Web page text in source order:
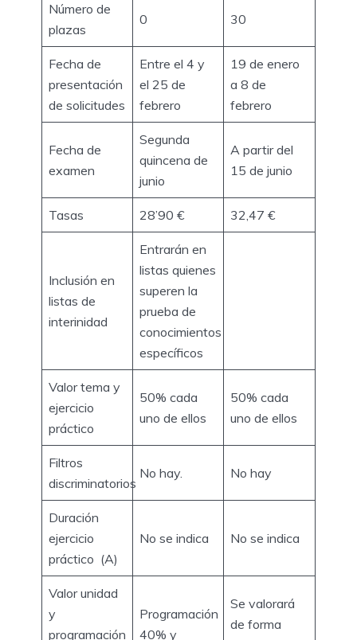
Número de
plazas
0 30
Fecha de
presentación
de solicitudes
Entre el 4 y
el 25 de
febrero
19 de enero
a 8 de
febrero
Fecha de
examen
Segunda
quincena de
junio
A partir del
15 de junio
Tasas 28’90 € 32,47 €
Inclusión en
listas de
interinidad
Entrarán en
listas quienes
superen la
prueba de
conocimientos
específicos
Valor tema y
ejercicio
práctico
50% cada
uno de ellos
50% cada
uno de ellos
Filtros
discriminatorios
No hay. No hay
Duración
ejercicio
práctico (A)
No se indica No se indica
Valor unidad
y
programación
Programación
40% y
Se valorará
de forma